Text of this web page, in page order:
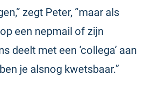
zegt Peter, “maar als
een nepmail of zijn
deelt met een ‘collega’ aan
je alsnog kwetsbaar.”